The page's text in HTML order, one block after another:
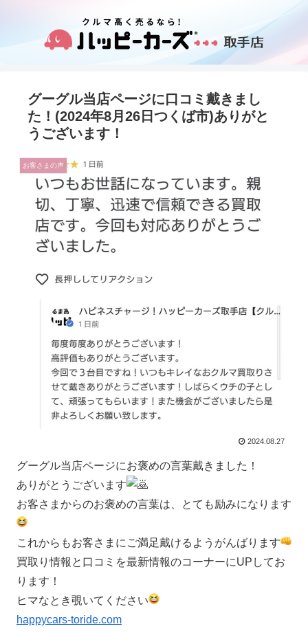
グーグル当店ページに口コミ戴きまし
た！(2024年8月26日つくば市)ありがと
うございます！
お客さまの声
2024.08.27
グーグル当店ページにお褒めの言葉戴きました！
ありがとうございます
お客さまからのお褒めの言葉は、とても励みになります
これからもお客さまにご満足戴けるようがんばります
買取り情報と口コミを最新情報のコーナーにUPしてお
ります！
ヒマなとき覗いてください
happycars-toride.com